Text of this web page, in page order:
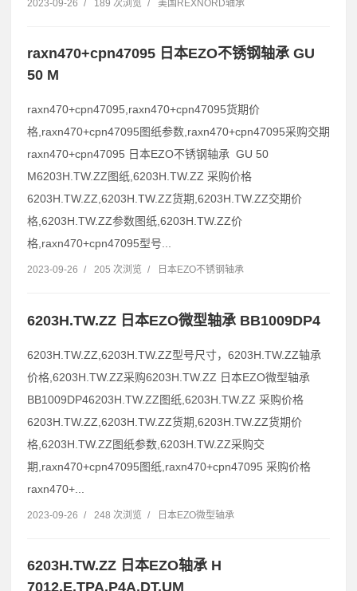
2023-09-26 / 189 次浏览 / 美国REXNORD轴承
raxn470+cpn47095 日本EZO不锈钢轴承 GU
50 M
raxn470+cpn47095,raxn470+cpn47095货期价
格,raxn470+cpn47095图纸参数,raxn470+cpn47095采购交期
raxn470+cpn47095 日本EZO不锈钢轴承 GU 50
M6203H.TW.ZZ图纸,6203H.TW.ZZ 采购价格
6203H.TW.ZZ,6203H.TW.ZZ货期,6203H.TW.ZZ交期价
格,6203H.TW.ZZ参数图纸,6203H.TW.ZZ价
格,raxn470+cpn47095型号...
2023-09-26 / 205 次浏览 / 日本EZO不锈钢轴承
6203H.TW.ZZ 日本EZO微型轴承 BB1009DP4
6203H.TW.ZZ,6203H.TW.ZZ型号尺寸，6203H.TW.ZZ轴承
价格,6203H.TW.ZZ采购6203H.TW.ZZ 日本EZO微型轴承
BB1009DP46203H.TW.ZZ图纸,6203H.TW.ZZ 采购价格
6203H.TW.ZZ,6203H.TW.ZZ货期,6203H.TW.ZZ货期价
格,6203H.TW.ZZ图纸参数,6203H.TW.ZZ采购交
期,raxn470+cpn47095图纸,raxn470+cpn47095 采购价格
raxn470+...
2023-09-26 / 248 次浏览 / 日本EZO微型轴承
6203H.TW.ZZ 日本EZO轴承 H
7012.E.TPA.P4A.DT.UM